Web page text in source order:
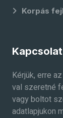
Korpás
Kapcsolat
Kérjük, erre
val szeretné
vagy boltot
adatlapjukon